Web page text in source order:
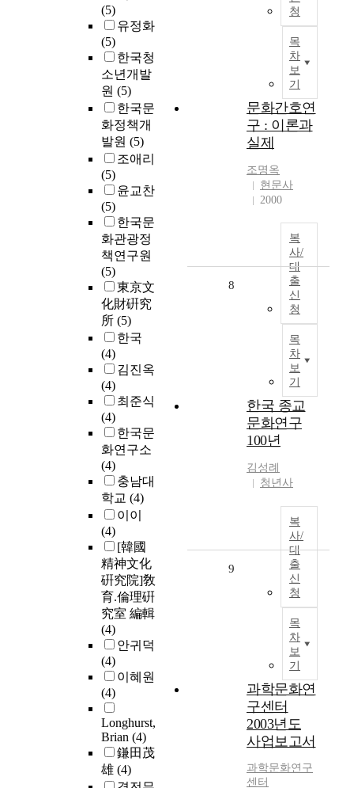
(5)
유정화
(5)
한국청
소년개발
원 (5)
한국문
화정책개
발원 (5)
조애리
(5)
윤교찬
(5)
한국문
화관광정
책연구원
(5)
東京文
化財硏究
所 (5)
한국
(4)
김진옥
(4)
최준식
(4)
한국문
화연구소
(4)
충남대
학교 (4)
이이
(4)
[韓國
精神文化
硏究院]敎
育.倫理硏
究室 編輯
(4)
안귀덕
(4)
이혜원
(4)
Longhurst,
Brian (4)
鎌田茂
雄 (4)
청
목
차
보
기
문화간호연
구 : 이론과
실제
조명옥
현문사
2000
복
사/
대
출
신
청
목
차
보
기
8
한국 종교
문화연구
100년
김성례
청년사
복
사/
대
출
신
청
목
차
보
기
9
과학문화연
구센터
2003년도
사업보고서
과학문화연구
센터